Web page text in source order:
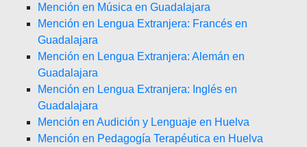
Mención en Música en Guadalajara
Mención en Lengua Extranjera: Francés en
Guadalajara
Mención en Lengua Extranjera: Alemán en
Guadalajara
Mención en Lengua Extranjera: Inglés en
Guadalajara
Mención en Audición y Lenguaje en Huelva
Mención en Pedagogía Terapéutica en Huelva